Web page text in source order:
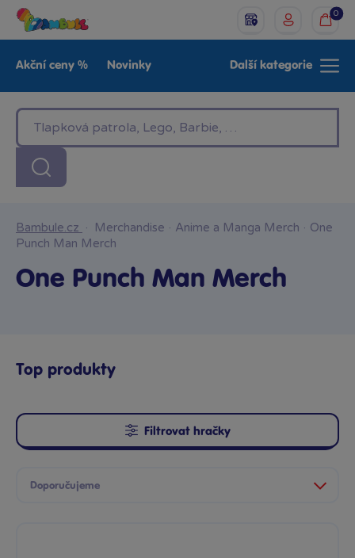
0
Akční ceny % Novinky
LEGO®
Baby Značky
Další kategorie
Bambule.cz · Merchandise · Anime a Manga Merch · One
Punch Man Merch
One Punch Man Merch
Top produkty
Filtrovat hračky